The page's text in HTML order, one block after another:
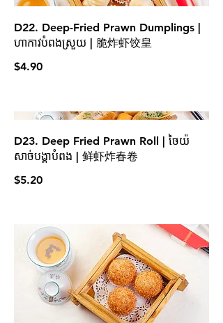
D22. Deep-Fried Prawn Dumplings |
ហាកាវបំពងស្រួយ | 脆炸虾饺皇
$4.90
D23. Deep Fried Prawn Roll | ចៃយ៉
សាច់បង្គាបំពង | 鲜虾炸春卷
$5.20